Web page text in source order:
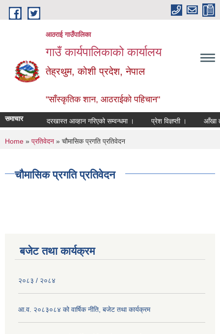
Skip to main content
आठराई गाउँपालिका
गाउँ कार्यपालिकाको कार्यालय
तेह्रथुम, कोशी प्रदेश, नेपाल
"साँस्कृतिक शान, आठराईको पहिचान"
समाचार दरखास्त आव्हान गरिएको सम्वन्धमा । प्रेश विज्ञप्ती । आँखा
You are here
Home » प्रतिवेदन » चौमासिक प्रगति प्रतिवेदन
चौमासिक प्रगति प्रतिवेदन
बजेट तथा कार्यक्रम
२०८३ / २०८४
आ.व. २०८३०८४ को वार्षिक नीति, बजेट तथा कार्यक्रम